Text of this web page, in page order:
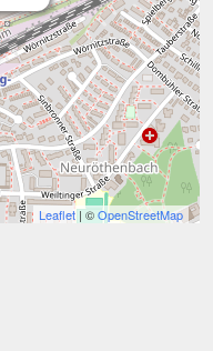
Leaflet| ©OpenStreetMap